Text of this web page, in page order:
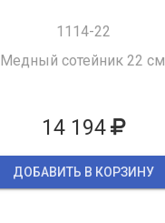
1114-22
Медный сотейник 22 см.
14 194
ДОБАВИТЬ В КОРЗИНУ